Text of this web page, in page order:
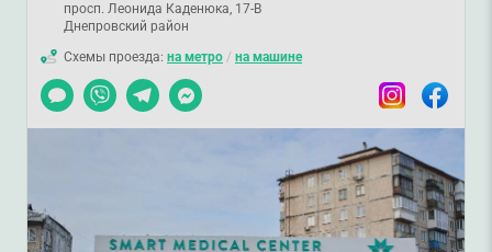
просп. Леонида Каденюка, 17-В
Днепровский район
Схемы проезда: на метро / на машине
Чат
Viber TelegramMessenger InstagramFacebook